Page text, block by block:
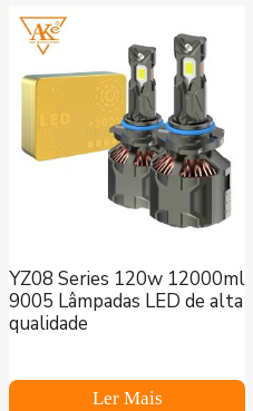
YZ08 Series 120w 12000ml
9005 Lâmpadas LED de alta
qualidade
Ler Mais